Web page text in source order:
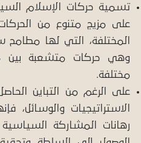
تسمية حركات الإسلام
على مزيج متنوع من
المختلفة، التي لها
وهي حركات متشعبة بين
مختلفة.
على الرغم من التباين
الاستراتيجيات والوسائل،
رهانات المشاركة